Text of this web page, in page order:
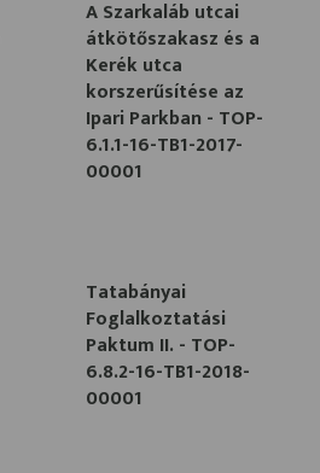
A Szarkaláb utcai
átkötőszakasz és a
Kerék utca
korszerűsítése az
Ipari Parkban - TOP-
6.1.1-16-TB1-2017-
00001
Tatabányai
Foglalkoztatási
Paktum II. - TOP-
6.8.2-16-TB1-2018-
00001